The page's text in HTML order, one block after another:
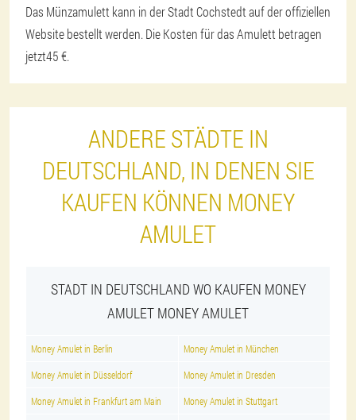
Das Münzamulett kann in der Stadt Cochstedt auf der offiziellen
Website bestellt werden. Die Kosten für das Amulett betragen
jetzt45 €.
ANDERE STÄDTE IN
DEUTSCHLAND, IN DENEN SIE
KAUFEN KÖNNEN MONEY
AMULET
STADT IN DEUTSCHLAND WO KAUFEN MONEY
AMULET MONEY AMULET
Money Amulet in Berlin Money Amulet in München
Money Amulet in Düsseldorf Money Amulet in Dresden
Money Amulet in Frankfurt am Main Money Amulet in Stuttgart